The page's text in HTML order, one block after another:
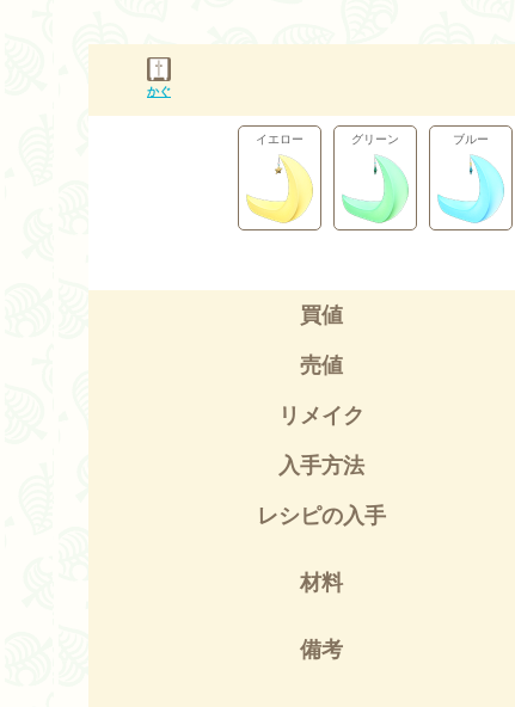
かぐ
イエロー グリーン ブルー
買値
売値
リメイク
入手方法
レシピの入手
材料
備考